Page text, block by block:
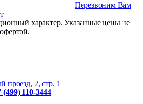
Перезвоним Вам
характер. Указанные цены не
проезд, 2, стр. 1
(499) 110-3444